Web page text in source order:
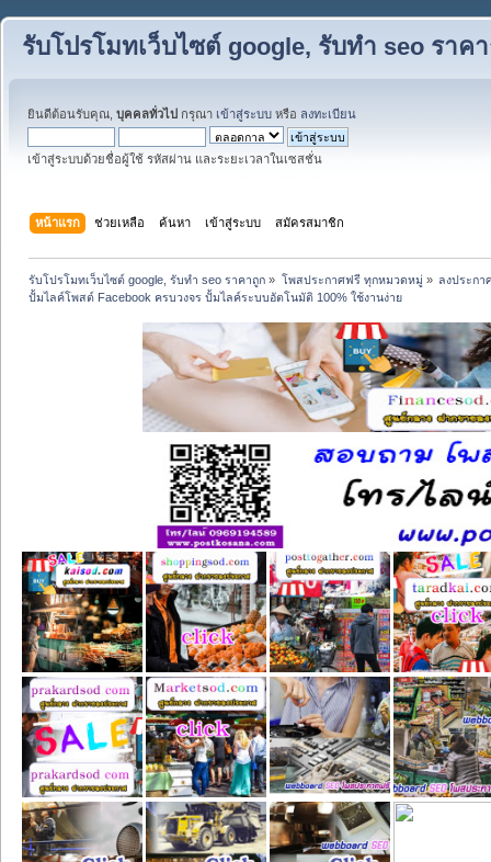
รับโปรโมทเว็บไซต์ google, รับทำ seo ราค
ยินดีต้อนรับคุณ, บุคคลทั่วไป กรุณา เข้าสู่ระบบ หรือ ลงทะเบียน
เข้าสู่ระบบด้วยชื่อผู้ใช้ รหัสผ่าน และระยะเวลาในเซสชั่น
หน้าแรก ช่วยเหลือ ค้นหา เข้าสู่ระบบ สมัครสมาชิก
รับโปรโมทเว็บไซต์ google, รับทำ seo ราคาถูก » โพสประกาศฟรี ทุกหมวดหมู่» ลงประกา
ปั้มไลค์โพสต์ Facebook ครบวงจร ปั้มไลค์ระบบอัตโนมัติ 100% ใช้งานง่าย